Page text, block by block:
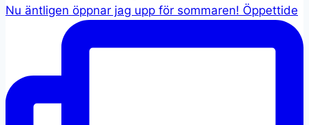
Nu äntligen öppnar jag upp för sommaren! Öppettide